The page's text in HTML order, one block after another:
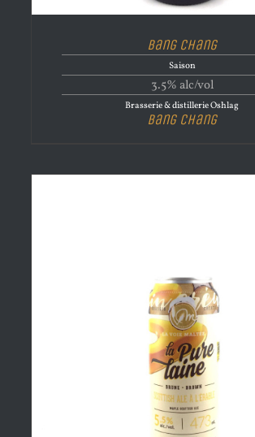
Bang Chang
Saison
3.5% alc/vol
Brasserie & distillerie Oshlag
Bang Chang